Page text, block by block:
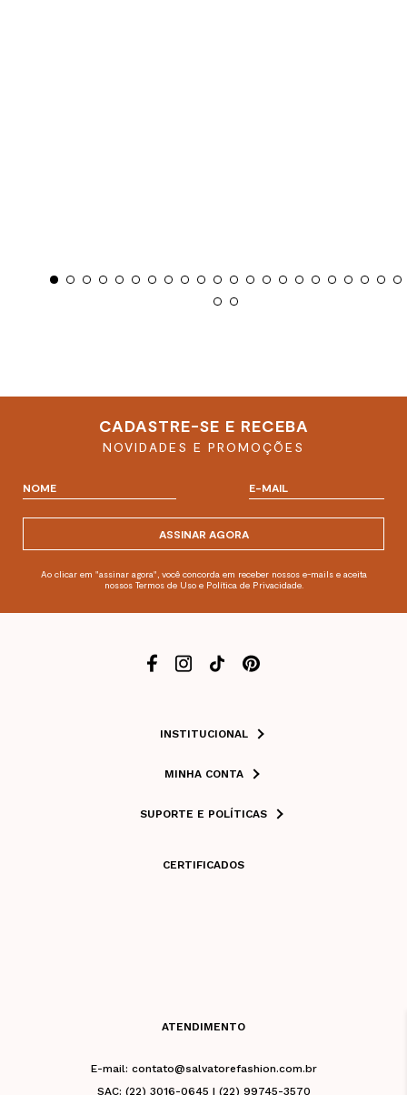
CADASTRE-SE E RECEBA
NOVIDADES E PROMOÇÕES
ASSINAR AGORA
Ao clicar em "assinar agora", você concorda em receber nossos e-mails e aceita
nossos Termos de Uso e Política de Privacidade.
INSTITUCIONAL
MINHA CONTA
SUPORTE E POLÍTICAS
CERTIFICADOS
ATENDIMENTO
E-mail: contato@salvatorefashion.com.br
SAC: (22) 3016-0645 | (22) 99745-3570